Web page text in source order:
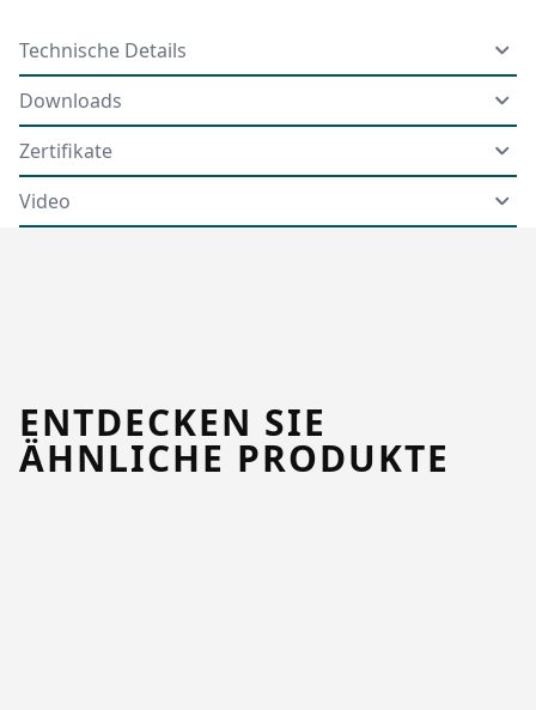
Technische Details
Downloads
Zertifikate
Video
ENTDECKEN SIE
ÄHNLICHE PRODUKTE